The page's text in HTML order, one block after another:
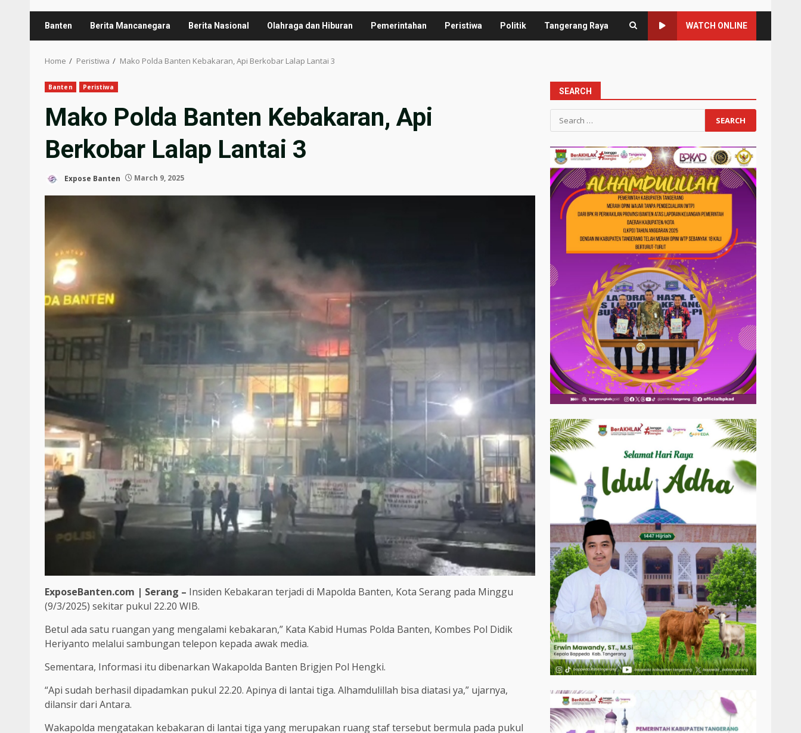
Banten Berita Mancanegara Berita Nasional Olahraga dan Hiburan Pemerintahan Peristiwa Politik Tangerang Raya WATCH ONLINE
Home Peristiwa Mako Polda Banten Kebakaran, Api Berkobar Lalap Lantai 3
Banten Peristiwa
Mako Polda Banten Kebakaran, Api
Berkobar Lalap Lantai 3
Expose Banten March 9, 2025
ExposeBanten.com | Serang – Insiden Kebakaran terjadi di Mapolda Banten, Kota Serang pada Minggu
(9/3/2025) sekitar pukul 22.20 WIB.
Betul ada satu ruangan yang mengalami kebakaran,” Kata Kabid Humas Polda Banten, Kombes Pol Didik
Heriyanto melalui sambungan telepon kepada awak media.
Sementara, Informasi itu dibenarkan Wakapolda Banten Brigjen Pol Hengki.
“Api sudah berhasil dipadamkan pukul 22.20. Apinya di lantai tiga. Alhamdulillah bisa diatasi ya,” ujarnya,
dilansir dari Antara.
Wakapolda mengatakan kebakaran di lantai tiga yang merupakan ruang staf tersebut bermula pada pukul
SEARCH
Search
for: